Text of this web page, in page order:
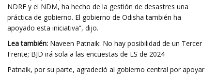
NDRF y el NDM, ha hecho de la gestión de desastres una
práctica de gobierno. El gobierno de Odisha también ha
apoyado esta iniciativa”, dijo.
Lea también: Naveen Patnaik: No hay posibilidad de un Tercer
Frente; BJD irá sola a las encuestas de LS de 2024
Patnaik, por su parte, agradeció al gobierno central por apoyar